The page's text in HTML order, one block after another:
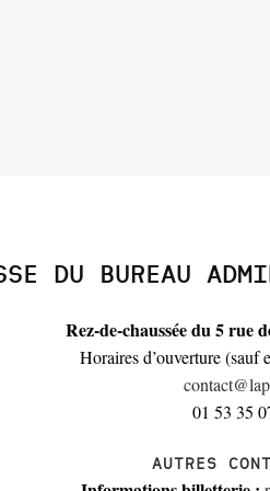
DU BUREAU
Rez-de-chaussée du 5 rue
Horaires d’ouverture (sauf
01 53 35
AUTRES